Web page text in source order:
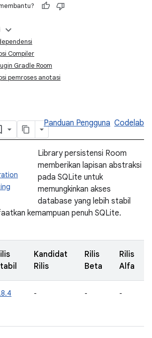
Compiler
Gradle Room
pemroses anotasi
Panduan Pengguna Codelab
Library persistensi Room
memberikan lapisan abstraksi
pada SQLite untuk
memungkinkan akses
database yang lebih stabil
kemampuan penuh SQLite.
Kandidat
Rilis
Rilis
Beta
Rilis
Alfa
- - -